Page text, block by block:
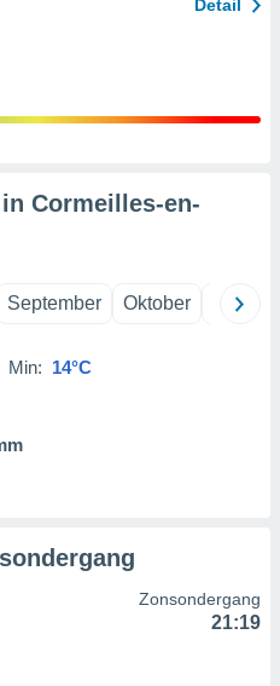
Detail
Cormeilles-en-
September Oktober
Min: 14°C
Zonsondergang
21:19